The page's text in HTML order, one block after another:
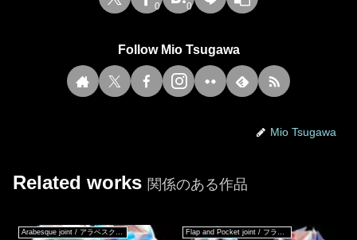
0 0
Follow Mio Tsugawa
Mio Tsugawa
Related works 関係のある作品